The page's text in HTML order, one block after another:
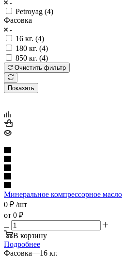
Petroyag (4)
Фасовка
16 кг. (4)
180 кг. (4)
850 кг. (4)
Очистить фильтр
Показать
Минеральное компрессорное
0 ₽ /шт
от 0 ₽
В корзину
Подробнее
Фасовка—16 кг.